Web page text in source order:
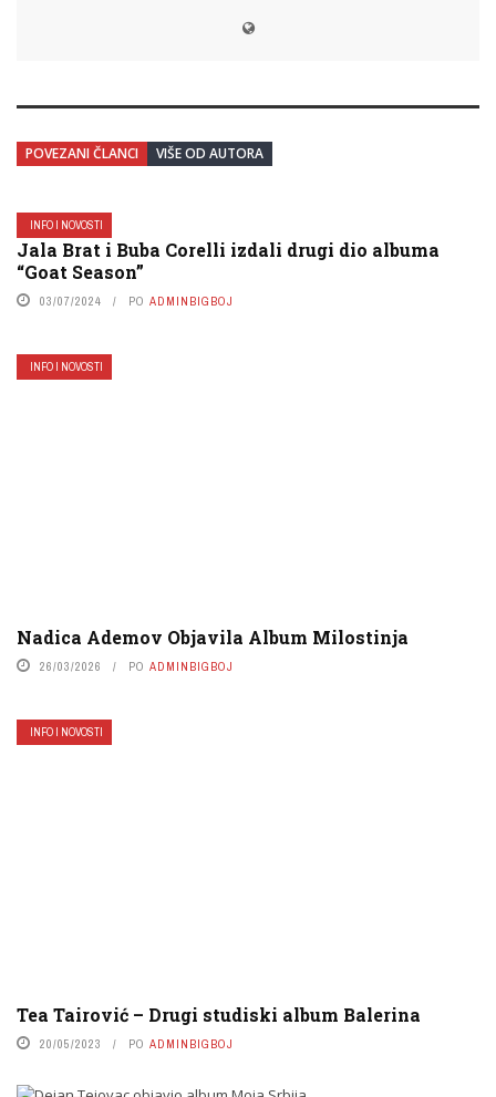
POVEZANI ČLANCI VIŠE OD AUTORA
INFO I NOVOSTI
Jala Brat i Buba Corelli izdali drugi dio albuma
“Goat Season”
03/07/2024 PO ADMINBIGBOJ
INFO I NOVOSTI
Nadica Ademov Objavila Album Milostinja
26/03/2026 PO ADMINBIGBOJ
INFO I NOVOSTI
Tea Tairović – Drugi studiski album Balerina
20/05/2023 PO ADMINBIGBOJ